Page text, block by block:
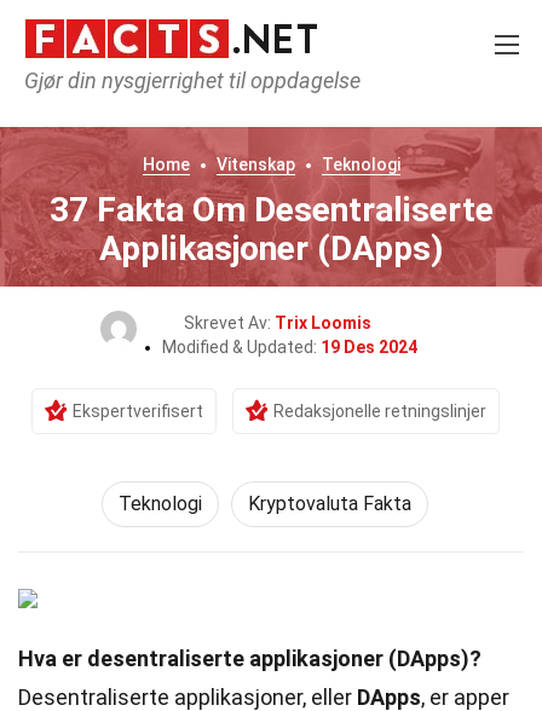
Gjør din nysgjerrighet til oppdagelse
Home Vitenskap Teknologi
37 Fakta Om Desentraliserte
Applikasjoner (DApps)
Skrevet Av: Trix Loomis
Modified & Updated: 19 Des 2024
Ekspertverifisert Redaksjonelle retningslinjer
Teknologi Kryptovaluta Fakta
Hva er desentraliserte applikasjoner (DApps)?
Desentraliserte applikasjoner, eller DApps, er apper